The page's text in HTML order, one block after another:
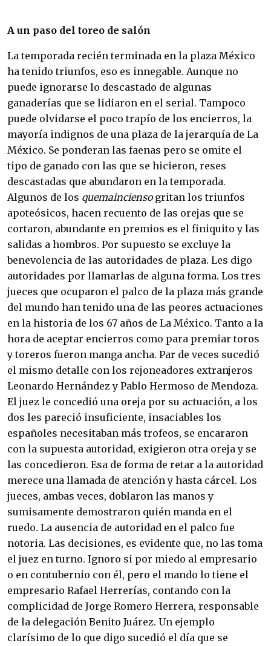
A un paso del toreo de salón
La temporada recién terminada en la plaza México
ha tenido triunfos, eso es innegable. Aunque no
puede ignorarse lo descastado de algunas
ganaderías que se lidiaron en el serial. Tampoco
puede olvidarse el poco trapío de los encierros, la
mayoría indignos de una plaza de la jerarquía de La
México. Se ponderan las faenas pero se omite el
tipo de ganado con las que se hicieron, reses
descastadas que abundaron en la temporada.
Algunos de los quemainciensogritan los triunfos
apoteósicos, hacen recuento de las orejas que se
cortaron, abundante en premios es el finiquito y las
salidas a hombros. Por supuesto se excluye la
benevolencia de las autoridades de plaza. Les digo
autoridades por llamarlas de alguna forma. Los tres
jueces que ocuparon el palco de la plaza más grande
del mundo han tenido una de las peores actuaciones
en la historia de los 67 años de La México. Tanto a la
hora de aceptar encierros como para premiar toros
y toreros fueron manga ancha. Par de veces sucedió
el mismo detalle con los rejoneadores extranjeros
Leonardo Hernández y Pablo Hermoso de Mendoza.
El juez le concedió una oreja por su actuación, a los
dos les pareció insuficiente, insaciables los
españoles necesitaban más trofeos, se encararon
con la supuesta autoridad, exigieron otra oreja y se
las concedieron. Esa de forma de retar a la autoridad
merece una llamada de atención y hasta cárcel. Los
jueces, ambas veces, doblaron las manos y
sumisamente demostraron quién manda en el
ruedo. La ausencia de autoridad en el palco fue
notoria. Las decisiones, es evidente que, no las toma
el juez en turno. Ignoro si por miedo al empresario
o en contubernio con él, pero el mando lo tiene el
empresario Rafael Herrerías, contando con la
complicidad de Jorge Romero Herrera, responsable
de la delegación Benito Juárez. Un ejemplo
clarísimo de lo que digo sucedió el día que se